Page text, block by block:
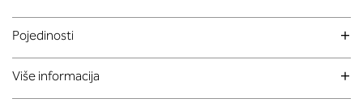
gallery
Pojedinosti
Više informacija